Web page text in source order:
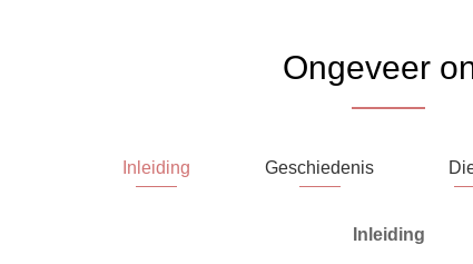
Ongeveer
Inleiding Geschiedenis
Inleiding